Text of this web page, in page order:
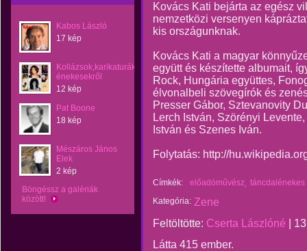
Kabos László
17 kép
Kollázsok,karikaturák
énekesekről
12 kép
Pat Boone
18 kép
Mészáros János
Elek
2 kép
Böngéssz a galériák
között!
Kovács Kati bejárta az egész
nemzetközi versenyen
kis országunknak.
Kovács Kati a magyar
együtt és készítette albumait,
Rock, Hungária együttes,
élvonalbeli szövegírók és
Presser Gábor, Sztevanovity
Lerch István, Szörényi
István és Szenes Iván.
Folytatás: http://
Címkék: előadóművész táncdalénekes
Kategória: Zene
Feltöltötte: Cserta Lászlóné
Látta 415 ember.